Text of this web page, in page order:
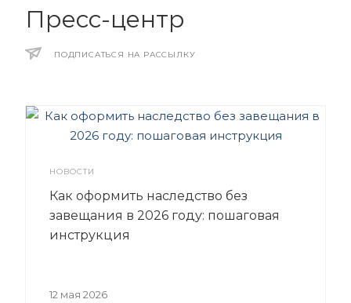
Пресс-центр
ПОДПИСАТЬСЯ НА РАССЫЛКУ
НОВОСТИ
Как оформить наследство без
завещания в 2026 году: пошаговая
инструкция
12 мая 2026